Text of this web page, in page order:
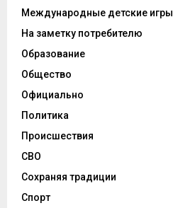
Международные детские игры
На заметку потребителю
Образование
Общество
Официально
Политика
Происшествия
СВО
Сохраняя традиции
Спорт